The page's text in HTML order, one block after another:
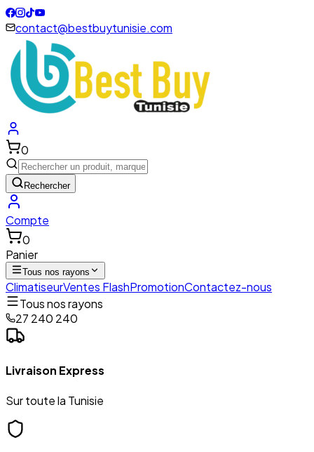
contact@bestbuytunisie.com
0
Rechercher
Compte
0
Panier
Tous nos rayons
ClimatiseurVentes FlashPromotionContactez-nous
Tous nos rayons
27 240 240
Livraison Express
Sur toute la Tunisie